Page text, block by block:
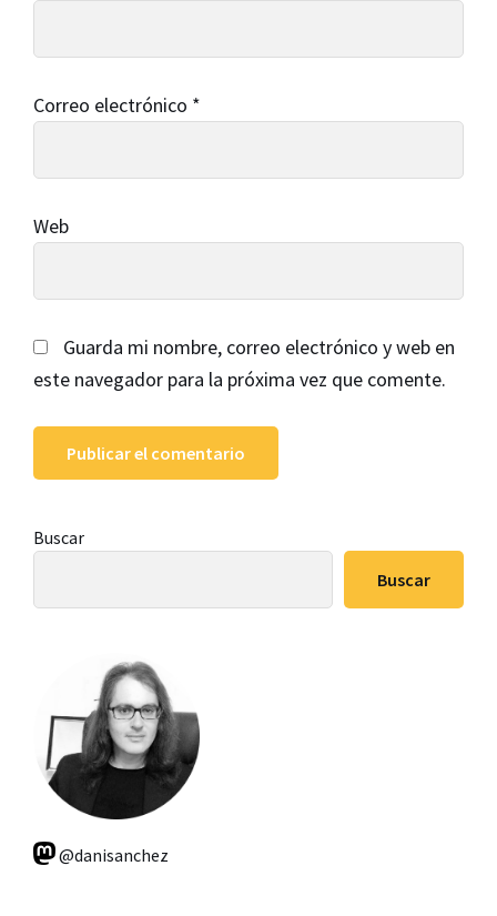
Correo electrónico *
Web
Guarda mi nombre, correo electrónico y web en
este navegador para la próxima vez que comente.
Barra
Buscar
Buscar
@danisanchez